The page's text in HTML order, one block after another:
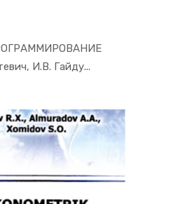
И.В. Гайду...
Ekonome...